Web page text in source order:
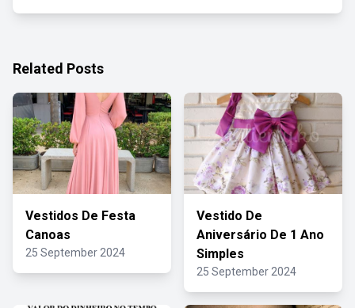
Related Posts
Vestidos De Festa
Canoas
25 September 2024
Vestido De
Aniversário De 1 Ano
Simples
25 September 2024